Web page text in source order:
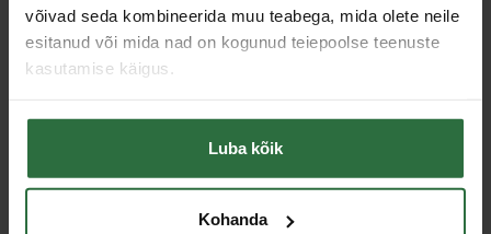
võivad seda kombineerida muu teabega, mida olete neile
esitanud või mida nad on kogunud teiepoolse teenuste
kasutamise käigus.
Luba kõik
Kohanda
Otsas Laos